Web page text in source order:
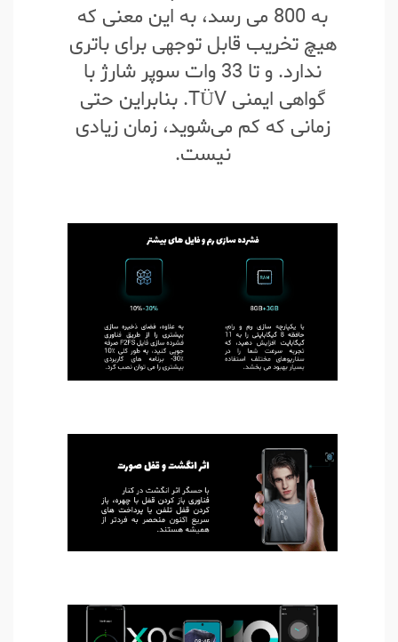
به 800 می رسد، به این معنی که
هیچ تخریب قابل توجهی برای باتری
ندارد. و تا 33 وات سوپر شارژ با
گواهی ایمنی TÜV. بنابراین حتی
زمانی که کم می‌شوید، زمان زیادی
نیست.